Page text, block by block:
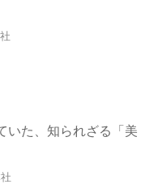
いた、知られざる「美